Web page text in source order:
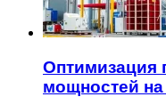
Оптимизация
мощностей